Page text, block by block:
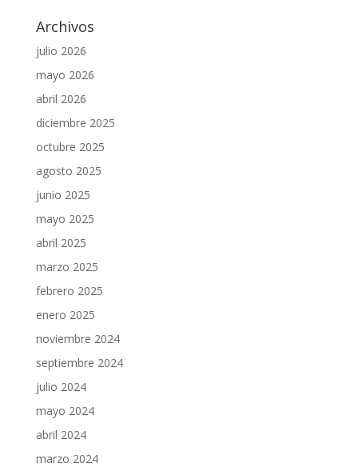
Archivos
julio 2026
mayo 2026
abril 2026
diciembre 2025
octubre 2025
agosto 2025
junio 2025
mayo 2025
abril 2025
marzo 2025
febrero 2025
enero 2025
noviembre 2024
septiembre 2024
julio 2024
mayo 2024
abril 2024
marzo 2024